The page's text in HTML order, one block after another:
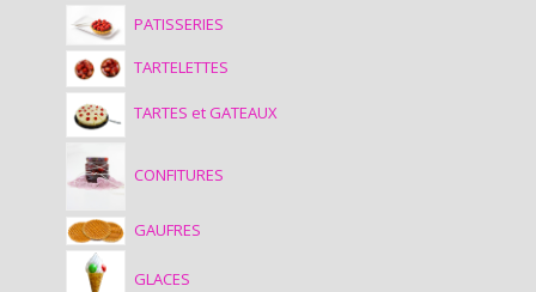
PATISSERIES
TARTELETTES
TARTES et GATEAUX
CONFITURES
GAUFRES
GLACES